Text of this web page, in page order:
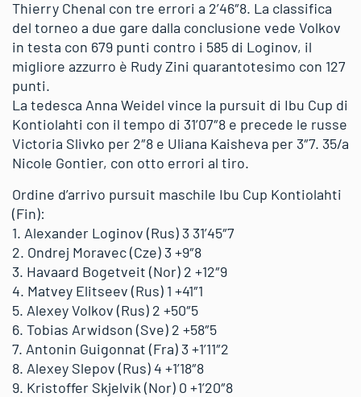
Thierry Chenal con tre errori a 2’46″8. La classifica
del torneo a due gare dalla conclusione vede Volkov
in testa con 679 punti contro i 585 di Loginov, il
migliore azzurro è Rudy Zini quarantotesimo con 127
punti.
La tedesca Anna Weidel vince la pursuit di Ibu Cup di
Kontiolahti con il tempo di 31’07″8 e precede le russe
Victoria Slivko per 2″8 e Uliana Kaisheva per 3″7. 35/a
Nicole Gontier, con otto errori al tiro.
Ordine d’arrivo pursuit maschile Ibu Cup Kontiolahti
(Fin):
1. Alexander Loginov (Rus) 3 31’45″7
2. Ondrej Moravec (Cze) 3 +9″8
3. Havaard Bogetveit (Nor) 2 +12″9
4. Matvey Elitseev (Rus) 1 +41″1
5. Alexey Volkov (Rus) 2 +50″5
6. Tobias Arwidson (Sve) 2 +58″5
7. Antonin Guigonnat (Fra) 3 +1’11″2
8. Alexey Slepov (Rus) 4 +1’18″8
9. Kristoffer Skjelvik (Nor) 0 +1’20″8